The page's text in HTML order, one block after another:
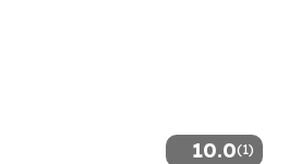
10.0(1)